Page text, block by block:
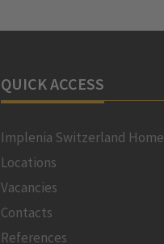
QUICK ACCESS
Implenia Switzerland Home
Locations
Vacancies
Contacts
References